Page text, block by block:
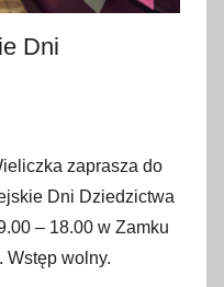
Dni
zaprasza do
Dni Dziedzictwa
– 18.00 w Zamku
Wstęp wolny.